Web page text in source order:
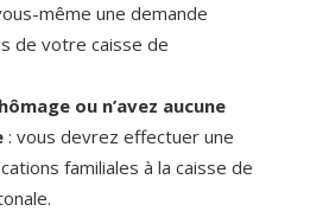
même une demande
de votre caisse de
ou n’avez aucune
: vous devrez effectuer une
familiales à la caisse de